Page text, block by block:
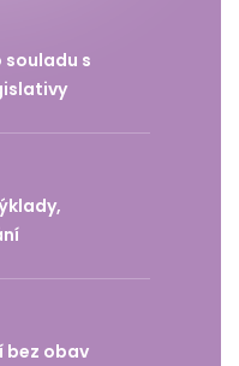
souladu s
bez obav